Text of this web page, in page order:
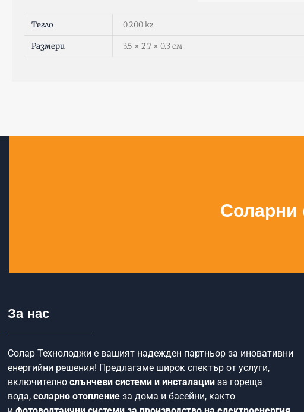
Тегло 0.200 кг
Размери 3.5 × 2.7 × 0.3 см
Соларни
За нас
Солар Технолоджи е вашият надежден партньор за иновативни
енергийни решения! Предлагаме широк спектър от услуги,
включително слънчеви системи и инсталации за гореща
вода, соларно отопление за дома и басейни, както